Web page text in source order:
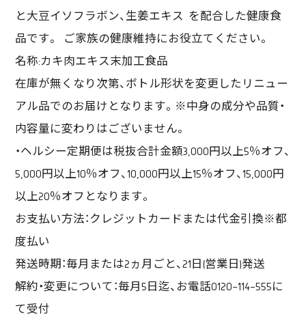
と大豆イソフラボン、生姜エキス を配合した健康食
品です。 ご家族の健康維持にお役立てください。
名称:カキ肉エキス末加工食品
在庫が無くなり次第、ボトル形状を変更したリニュー
アル品でのお届けとなります。※中身の成分や品質・
内容量に変わりはございません。
・ヘルシー定期便は税抜合計金額3,000円以上5％オフ、
5,000円以上10％オフ、10,000円以上15％オフ、15,000円
以上20％オフとなります。
お支払い方法：クレジットカードまたは代金引換※都
度払い
発送時期：毎月または2ヵ月ごと、21日(営業日)発送
解約・変更について：毎月5日迄、お電話0120-114-555に
て受付